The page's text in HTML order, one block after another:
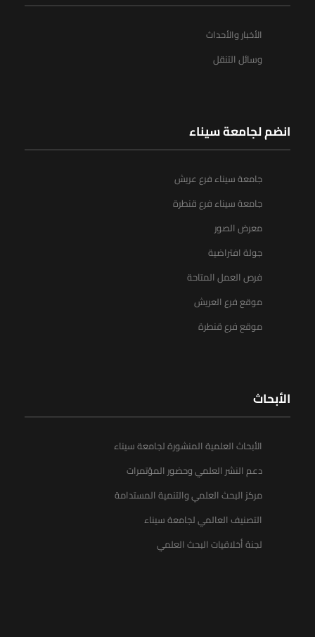
الأخبار والأحداث
وسائل التنقل
انضم لجامعة سيناء
جامعة سيناء فرع عريش
جامعة سيناء فرع قنطرة
معرض الصور
جولة افتراضية
فرص العمل المتاحة
موقع فرع العريش
موقع فرع قنطرة
الأبحاث
الأبحاث العلمية المنشورة لجامعة سيناء
دعم النشر العلمي وحضور المؤتمرات
مركز البحث العلمي والتنمية المستدامة
التصنيف العالمي لجامعة سيناء
لجنة أخلاقيات البحث العلمي